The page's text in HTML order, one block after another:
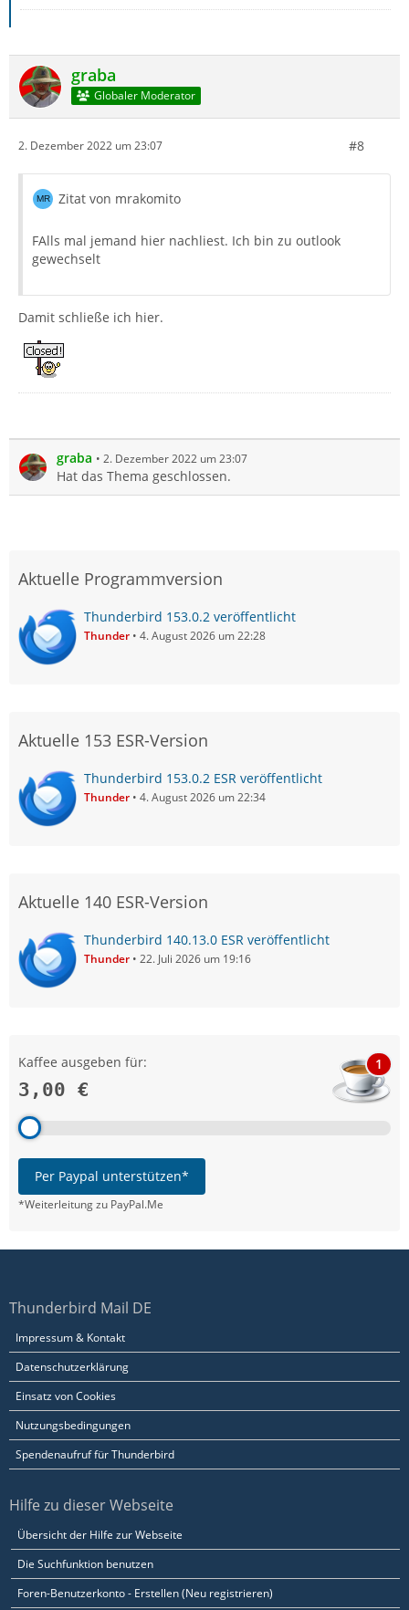
graba
Globaler Moderator
2. Dezember 2022 um 23:07 #8
Zitat von mrakomito
FAlls mal jemand hier nachliest. Ich bin zu outlook
gewechselt
Damit schließe ich hier.
graba 2. Dezember 2022 um 23:07
Hat das Thema geschlossen.
Aktuelle Programmversion
Thunderbird 153.0.2 veröffentlicht
Thunder 4. August 2026 um 22:28
Aktuelle 153 ESR-Version
Thunderbird 153.0.2 ESR veröffentlicht
Thunder 4. August 2026 um 22:34
Aktuelle 140 ESR-Version
Thunderbird 140.13.0 ESR veröffentlicht
Thunder 22. Juli 2026 um 19:16
Kaffee ausgeben für:
3,00 €
1
Per Paypal unterstützen*
*Weiterleitung zu PayPal.Me
Thunderbird Mail DE
Impressum & Kontakt
Datenschutzerklärung
Einsatz von Cookies
Nutzungsbedingungen
Spendenaufruf für Thunderbird
Hilfe zu dieser Webseite
Übersicht der Hilfe zur Webseite
Die Suchfunktion benutzen
Foren-Benutzerkonto - Erstellen (Neu registrieren)